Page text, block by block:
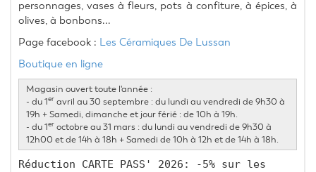
personnages, vases à fleurs, pots à confiture, à épices, à
olives, à bonbons...
Page facebook : Les Céramiques De Lussan
Boutique en ligne
Magasin ouvert toute l'année :
- du 1er avril au 30 septembre : du lundi au vendredi de 9h30 à
19h + Samedi, dimanche et jour férié : de 10h à 19h.
- du 1er octobre au 31 mars : du lundi au vendredi de 9h30 à
12h00 et de 14h à 18h + Samedi de 10h à 12h et de 14h à 18h.
Réduction CARTE PASS' 2026: -5% sur les